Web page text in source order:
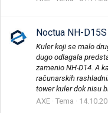
Noctua NH-D15S
Kuler koji se malo
dugo odlagala
zamenio NH-D14. A
računarskih
tower kuler dok nisu
AXE Tema